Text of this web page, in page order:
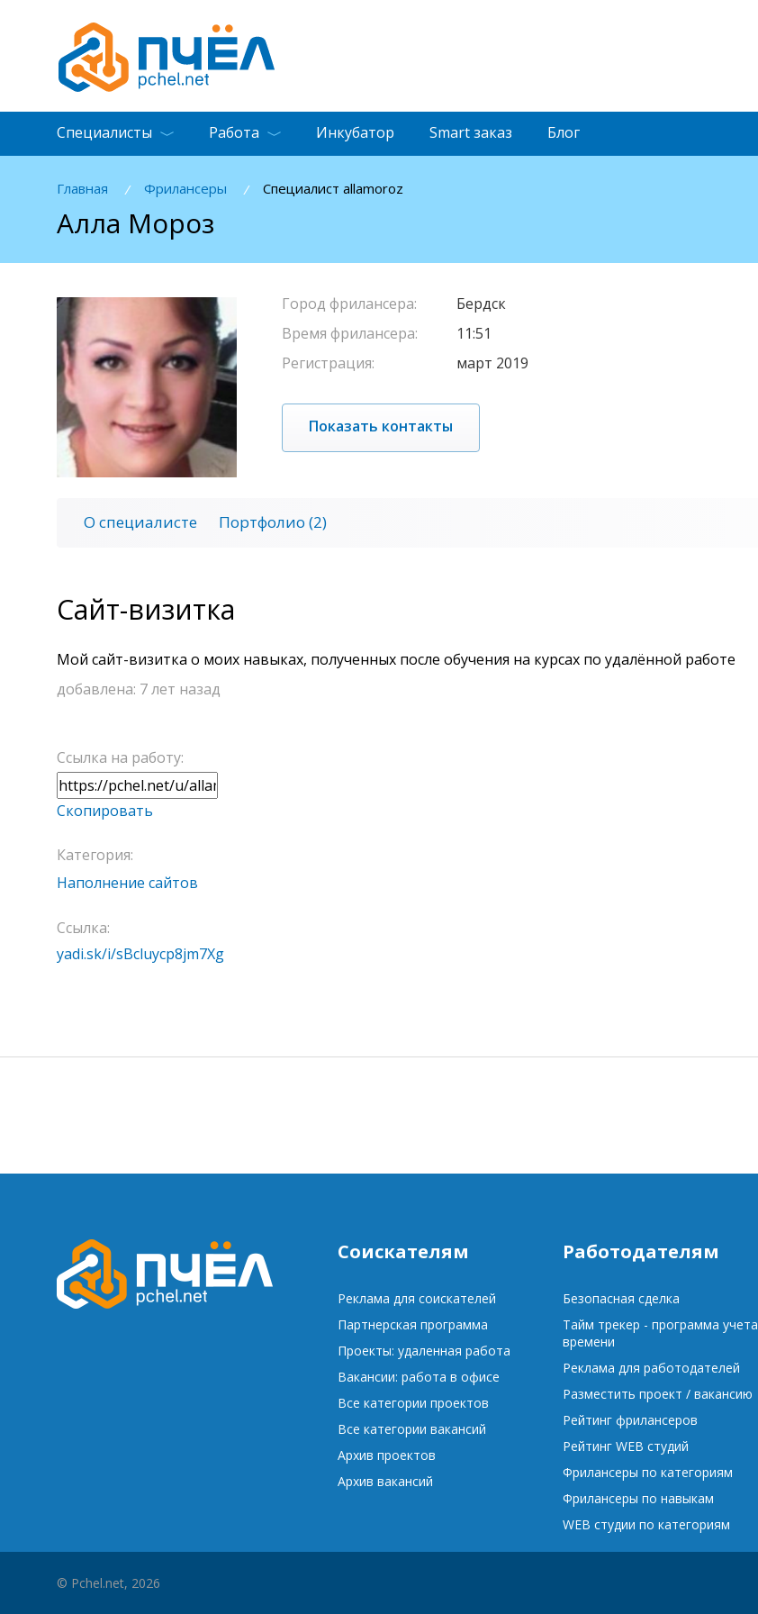
Главная / Фрилансеры / Специалист allamoroz
Алла Мороз
Город фрилансера:
Бердск
Время фрилансера:
11:51
Регистрация:
март 2019
Показать контакты
О специалисте Портфолио (2)
Сайт-визитка
Мой сайт-визитка о моих навыках, полученных после обучения на курсах по удалённой работе
добавлена: 7 лет назад
Ссылка на работу:
Скопировать
Категория:
Наполнение сайтов
Ссылка:
yadi.sk/i/sBcluycp8jm7Xg
Специалисты Работа Инкубатор Smartзаказ Блог
Соискателям
Реклама для соискателей
Партнерская программа
Проекты: удаленная работа
Вакансии: работа в офисе
Все категории проектов
Все категории вакансий
Архив проектов
Архив вакансий
Работодателям
Безопасная сделка
Тайм трекер - программа учета
времени
Реклама для работодателей
Разместить проект / вакансию
Рейтинг фрилансеров
Рейтинг WEB студий
Фрилансеры по категориям
Фрилансеры по навыкам
WEB студии по категориям
© Pchel.net, 2026